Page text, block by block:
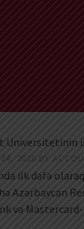
Universitetinin
2020 BY
ilk dəfə
Azərbaycan
və